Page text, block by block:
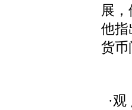
展
他指
货币
·观